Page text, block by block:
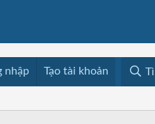
Media Resources
nhập Tạo tài khoản